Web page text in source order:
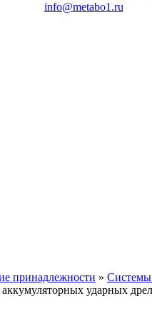
info@metabo1.ru
принадлежности » Системы
ударных